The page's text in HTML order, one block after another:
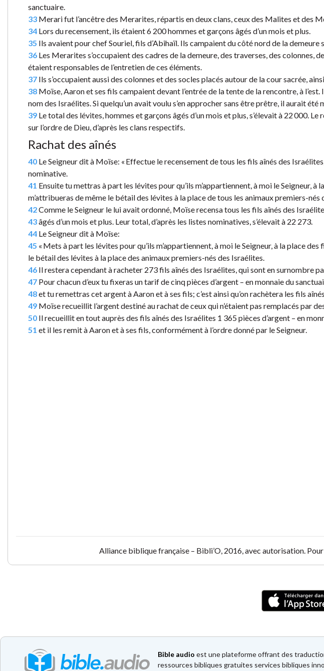
sanctuaire.
33 Merari fut l’ancêtre des Merarites, répartis en deux clans, ceux des Malites et des
34 Lors du recensement, ils étaient 6 200 hommes et garçons âgés d’un mois et plus.
35 Ils avaient pour chef Souriel, fils d’Abihaïl. Ils campaient du côté nord de la demeure
36 Les Merarites s’occupaient des cadres de la demeure, des traverses, des colonnes,
étaient responsables de l’entretien de ces éléments.
37 Ils s’occupaient aussi des colonnes et des socles placés autour de la cour sacrée,
38 Moïse, Aaron et ses fils campaient devant l’entrée de la tente de la rencontre, à
nom des Israélites. Si quelqu’un avait voulu s’en approcher sans être prêtre, il aurait été
39 Le total des lévites, hommes et garçons âgés d’un mois et plus, s’élevait à 22 000.
sur l’ordre de Dieu, d’après les clans respectifs.
Rachat des aînés
40 Le Seigneur dit à Moïse: « Effectue le recensement de tous les fils aînés des
nominative.
41 Ensuite tu mettras à part les lévites pour qu’ils m’appartiennent, à moi le Seigneur, à
m’attribueras de même le bétail des lévites à la place de tous les animaux premiers-nés
42Comme le Seigneur le lui avait ordonné, Moïse recensa tous les fils aînés des
43âgés d’un mois et plus. Leur total, d’après les listes nominatives, s’élevait à 22 273.
44 Le Seigneur dit à Moïse:
45 « Mets à part les lévites pour qu’ils m’appartiennent, à moi le Seigneur, à la place
le bétail des lévites à la place des animaux premiers-nés des Israélites.
46 Il restera cependant à racheter 273 fils aînés des Israélites, qui sont en surnombre
47 Pour chacun d’eux tu fixeras un tarif de cinq pièces d’argent – en monnaie du
48et tu remettras cet argent à Aaron et à ses fils; c’est ainsi qu’on rachètera les fils
49 Moïse recueillit l’argent destiné au rachat de ceux qui n’étaient pas remplacés par
50 Il recueillit en tout auprès des fils aînés des Israélites 1 365 pièces d’argent – en
51 et il les remit à Aaron et à ses fils, conformément à l’ordre donné par le Seigneur.
Alliance biblique française – Bibli’O, 2016, avec autorisation.
Bible audio est une plateforme offrant des
ressources bibliques gratuites services bibliques